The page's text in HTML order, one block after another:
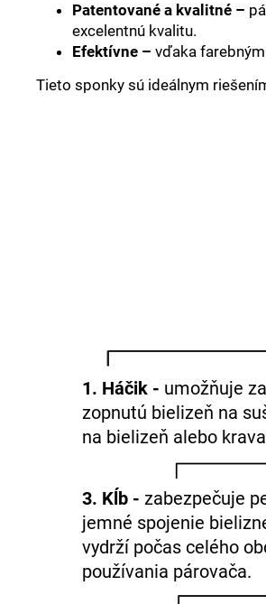
Patentované a kvalitné –
excelentnú kvalitu.
Efektívne – vďaka
Tieto sponky sú ideálnym
1. Háčik - umožňuje
zopnutú bielizeň na
na bielizeň alebo
3. Kĺb - zabezpečuje
jemné spojenie
vydrží počas celého
používania párovača.